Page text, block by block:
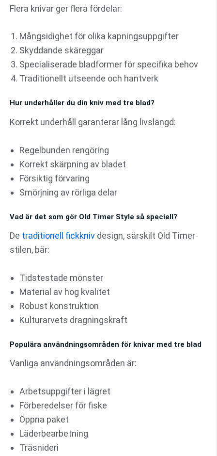
Flera knivar ger flera fördelar:
Mångsidighet för olika kapningsuppgifter
Skyddande skäreggar
Specialiserade bladformer för specifika behov
Traditionellt utseende och hantverk
Hur underhåller du din kniv med tre blad?
Korrekt underhåll garanterar lång livslängd:
Regelbunden rengöring
Korrekt skärpning av bladet
Försiktig förvaring
Smörjning av rörliga delar
Vad är det som gör Old Timer Style så speciell?
De traditionell fickkniv design, särskilt Old Timer-
stilen, bär:
Tidstestade mönster
Material av hög kvalitet
Robust konstruktion
Kulturarvets dragningskraft
Populära användningsområden för knivar med tre blad
Vanliga användningsområden är:
Arbetsuppgifter i lägret
Förberedelser för fiske
Öppna paket
Läderbearbetning
Träsnideri